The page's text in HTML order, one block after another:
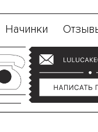
Начинки